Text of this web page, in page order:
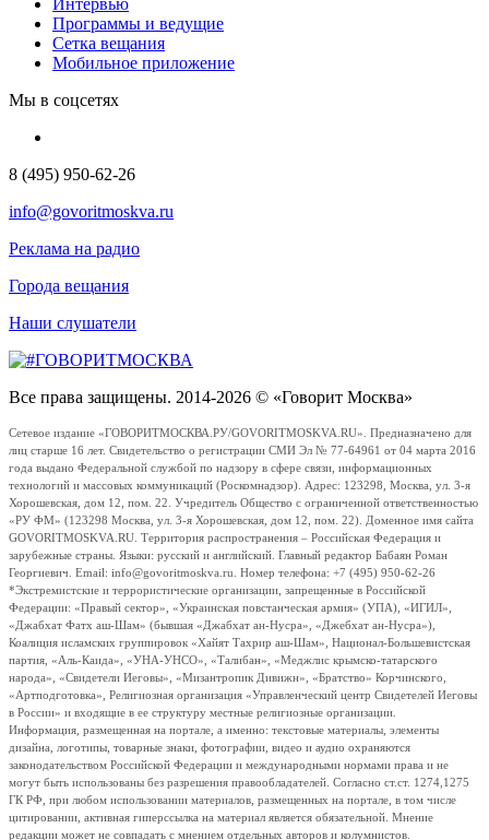
Интервью
Программы и ведущие
Сетка вещания
Мобильное приложение
Мы в соцсетях
8 (495) 950-62-26
info@govoritmoskva.ru
Реклама на радио
Города вещания
Наши слушатели
Все права защищены. 2014-2026 © «Говорит Москва»
Сетевое издание «ГОВОРИТМОСКВА.РУ/GOVORITMOSKVA.RU». Предназначено для
лиц старше 16 лет. Свидетельство о регистрации СМИ Эл № 77-64961 от 04 марта 2016
года выдано Федеральной службой по надзору в сфере связи, информационных
технологий и массовых коммуникаций (Роскомнадзор). Адрес: 123298, Москва, ул. 3-я
Хорошевская, дом 12, пом. 22. Учредитель Общество с ограниченной ответственностью
«РУ ФМ» (123298 Москва, ул. 3-я Хорошевская, дом 12, пом. 22). Доменное имя сайта
GOVORITMOSKVA.RU. Территория распространения – Российская Федерация и
зарубежные страны. Языки: русский и английский. Главный редактор Бабаян Роман
Георгиевич. Email: info@govoritmoskva.ru. Номер телефона: +7 (495) 950-62-26
*Экстремистские и террористические организации, запрещенные в Российской
Федерации: «Правый сектор», «Украинская повстанческая армия» (УПА), «ИГИЛ»,
«Джабхат Фатх аш-Шам» (бывшая «Джабхат ан-Нусра», «Джебхат ан-Нусра»),
Коалиция исламских группировок «Хайят Тахрир аш-Шам», Национал-Большевистская
партия, «Аль-Каида», «УНА-УНСО», «Талибан», «Меджлис крымско-татарского
народа», «Свидетели Иеговы», «Мизантропик Дивижн», «Братство» Корчинского,
«Артподготовка», Религиозная организация «Управленческий центр Свидетелей Иеговы
в России» и входящие в ее структуру местные религиозные организации.
Информация, размещенная на портале, а именно: текстовые материалы, элементы
дизайна, логотипы, товарные знаки, фотографии, видео и аудио охраняются
законодательством Российской Федерации и международными нормами права и не
могут быть использованы без разрешения правообладателей. Согласно ст.ст. 1274,1275
ГК РФ, при любом использовании материалов, размещенных на портале, в том числе
цитировании, активная гиперссылка на материал является обязательной. Мнение
редакции может не совпадать с мнением отдельных авторов и колумнистов.